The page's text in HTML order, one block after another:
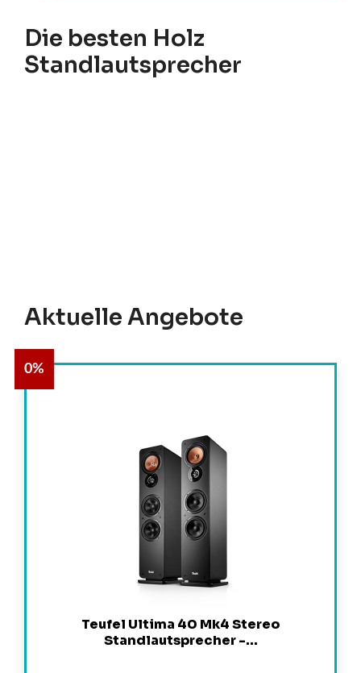
Die besten Holz
Standlautsprecher
Aktuelle Angebote
0%
Teufel Ultima 40 Mk4 Stereo
Standlautsprecher -...